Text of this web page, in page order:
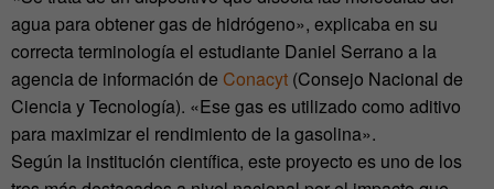
agua para obtener gas de hidrógeno», explicaba en su
correcta terminología el estudiante Daniel Serrano a la
agencia de información de Conacyt (Consejo Nacional de
Ciencia y Tecnología). «Ese gas es utilizado como aditivo
para maximizar el rendimiento de la gasolina».
Según la institución científica, este proyecto es uno de los